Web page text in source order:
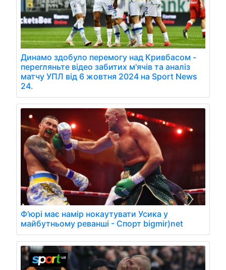
Динамо здобуло перемогу над Кривбасом -
перегляньте відео забитих м'ячів та аналіз
матчу УПЛ від 6 жовтня 2024 на Sport News
24.
Ф'юрі має намір нокаутувати Усика у
майбутньому реванші - Спорт bigmir)net